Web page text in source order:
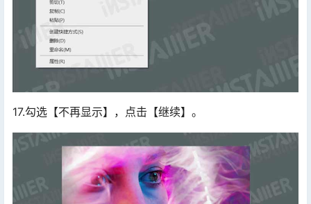
17.勾选【不再显示】，点击【继续】。